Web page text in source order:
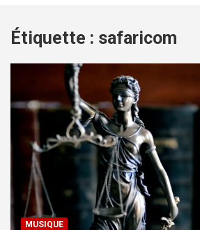
Étiquette : safaricom
MUSIQUE